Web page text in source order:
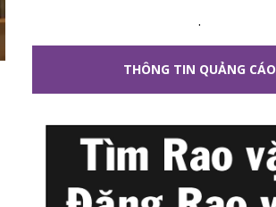
.
THÔNG TIN QUẢNG CÁO